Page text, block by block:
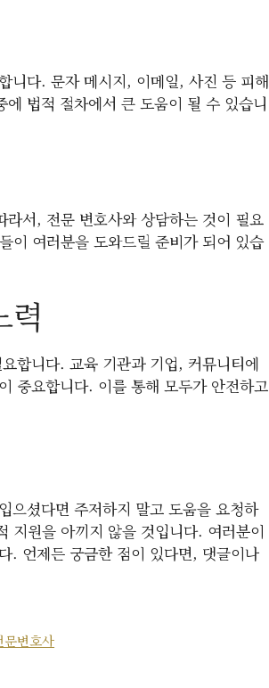
니다. 문자 메시지, 이메일, 사진 등 피해
법적 절차에서 큰 도움이 될 수 있습니
서, 전문 변호사와 상담하는 것이 필요
이 여러분을 도와드릴 준비가 되어 있습
력
합니다. 교육 기관과 기업, 커뮤니티에
중요합니다. 이를 통해 모두가 안전하고
으셨다면 주저하지 말고 도움을 요청하
지원을 아끼지 않을 것입니다. 여러분이
. 언제든 궁금한 점이 있다면, 댓글이나
문변호사